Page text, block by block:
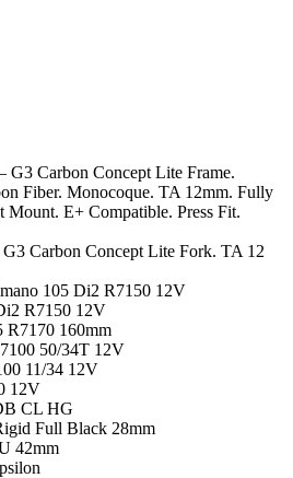
G3 Carbon Concept Lite Frame.
Fiber. Monocoque. TA 12mm. Fully
Mount. E+ Compatible. Press Fit.
Carbon Concept Lite Fork. TA 12
105 Di2 R7150 12V
R7150 12V
R7170 160mm
50/34T 12V
11/34 12V
12V
CL HG
Full Black 28mm
42mm